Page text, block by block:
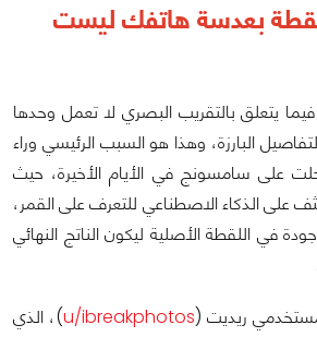
بعدسة هاتفك ليست
فيما يتعلق بالتقريب البصري لا تعمل وحدها
البارزة، وهذا هو السبب الرئيسي وراء
على سامسونج في الأيام الأخيرة، حيث
على الذكاء الاصطناعي للتعرف على القمر،
في اللقطة الأصلية ليكون الناتج النهائي
ريديت (u/ibreakphotos)، الذي